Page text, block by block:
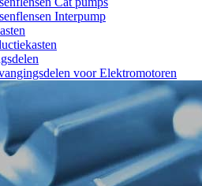
Interpump
voor Elektromotoren